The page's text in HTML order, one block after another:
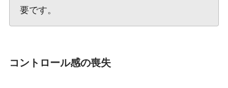
要です。
コントロール感の喪失